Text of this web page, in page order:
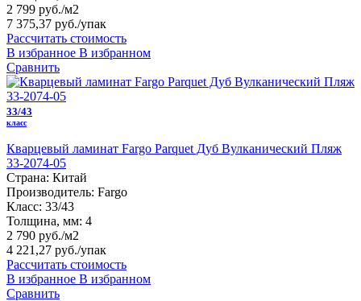
2 799 руб./м2
7 375,37 руб./упак
Рассчитать стоимость
В избранное В избранном
Сравнить
33/43
класс
Кварцевый ламинат Fargo Parquet Дуб Вулканический Пляж
33-2074-05
Страна: Китай
Производитель: Fargo
Класс: 33/43
Толщина, мм: 4
2 790 руб./м2
4 221,27 руб./упак
Рассчитать стоимость
В избранное В избранном
Сравнить